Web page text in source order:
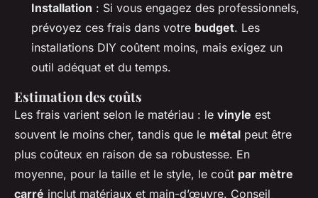
Installation : Si vous engagez des professionnels,
prévoyez ces frais dans votre budget. Les
installations DIY coûtent moins, mais exigez un
outil adéquat et du temps.
Estimation des coûts
Les frais varient selon le matériau : le vinyle est
souvent le moins cher, tandis que le métal peut être
plus coûteux en raison de sa robustesse. En
moyenne, pour la taille et le style, le coût par mètre
carré inclut matériaux et main-d’œuvre. Conseil